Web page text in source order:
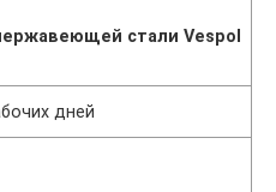
стали Vespol
дней